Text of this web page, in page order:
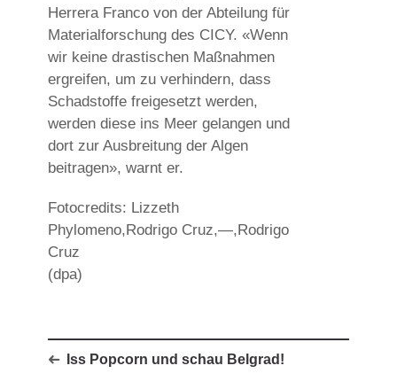
Herrera Franco von der Abteilung für
Materialforschung des CICY. «Wenn
wir keine drastischen Maßnahmen
ergreifen, um zu verhindern, dass
Schadstoffe freigesetzt werden,
werden diese ins Meer gelangen und
dort zur Ausbreitung der Algen
beitragen», warnt er.
Fotocredits: Lizzeth
Phylomeno,Rodrigo Cruz,—,Rodrigo
Cruz
(dpa)
Iss Popcorn und schau Belgrad!